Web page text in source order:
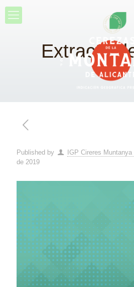
Extracto
Published by IGP Cireres
de 2019